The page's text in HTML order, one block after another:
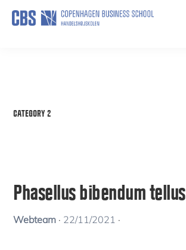
Skip
CATEGORY 2
Phasellus bibendum tellus
Webteam · 22/11/2021 ·